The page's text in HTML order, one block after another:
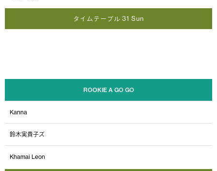
タイムテーブル 31 Sun
ROOKIE A GO GO
Kanna
鈴木実貴子ズ
Khamai Leon